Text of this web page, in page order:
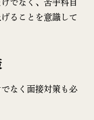
でなく、苦手科目
ることを意識して
なく面接対策も必